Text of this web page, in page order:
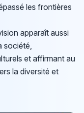
les frontières
apparaît aussi
société,
et affirmant au
la diversité et